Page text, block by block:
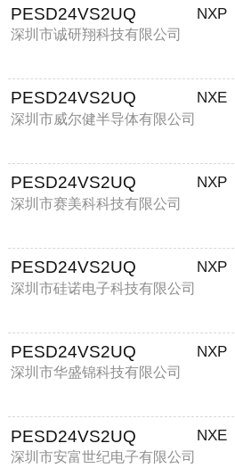
PESD24VS2UQ
深圳市诚研翔科技有限公司
NXP
PESD24VS2UQ
深圳市威尔健半导体有限公司
NXE
PESD24VS2UQ
深圳市赛美科科技有限公司
NXP
PESD24VS2UQ
深圳市硅诺电子科技有限公司
NXP
PESD24VS2UQ
深圳市华盛锦科技有限公司
NXP
PESD24VS2UQ
深圳市安富世纪电子有限公司
NXE